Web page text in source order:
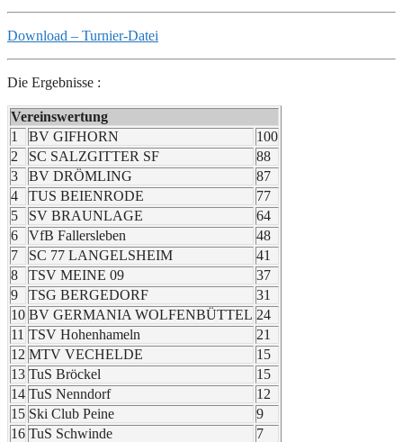
Download – Turnier-Datei
Die Ergebnisse :
Vereinswertung
1
BV GIFHORN
100
2
SC SALZGITTER SF
88
3
BV DRÖMLING
87
4
TUS BEIENRODE
77
5
SV BRAUNLAGE
64
6
VfB Fallersleben
48
7
SC 77 LANGELSHEIM
41
8
TSV MEINE 09
37
9
TSG BERGEDORF
31
10 BV GERMANIA WOLFENBÜTTEL 24
11 TSV Hohenhameln
21
12 MTV VECHELDE
15
13 TuS Bröckel
15
14 TuS Nenndorf
12
15 Ski Club Peine
9
16 TuS Schwinde
7